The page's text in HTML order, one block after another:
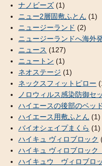
ナノビーズ (1)
ニュー2層固敷ふとん (1)
ニュージーランド (2)
ニュージーランドへ海外
ニュース (127)
ニュートン (1)
ネオステージ (1)
ネックスフィットピロー
ノロウィルス感染防御セ
ハイエースの後部のベッ
ハイエース用敷ふとん (1)
バイオシェイプまくら (1)
ハイキュ ヴィロブロック
ハイキュ ヴィロブロック
ハイキュウ ヴィロブロ